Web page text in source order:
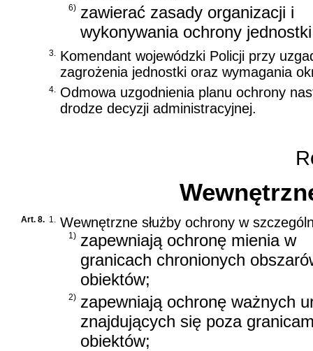
6) zawierać zasady organizacji i
wykonywania ochrony
3. Komendant wojewódzki Policji przy
zagrożenia jednostki oraz wymagania
4. Odmowa uzgodnienia planu ochrony
drodze decyzji administracyjnej.
Art. 8. 1. Wewnętrzne służby ochrony w
1) zapewniają ochronę mienia w
granicach chronionych
obiektów;
2) zapewniają ochronę ważnych
znajdujących się poza
obiektów;